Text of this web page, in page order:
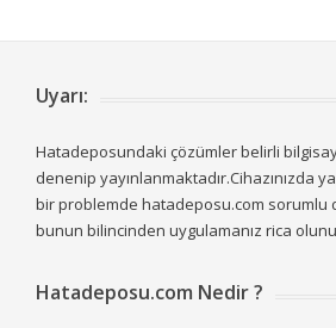
Uyarı:
Hatadeposundaki çözümler belirli
denenip yayınlanmaktadır.Cihazınızda
bir problemde hatadeposu.com sorumlu
bunun bilincinden uygulamanız rica
Hatadeposu.com Nedir ?